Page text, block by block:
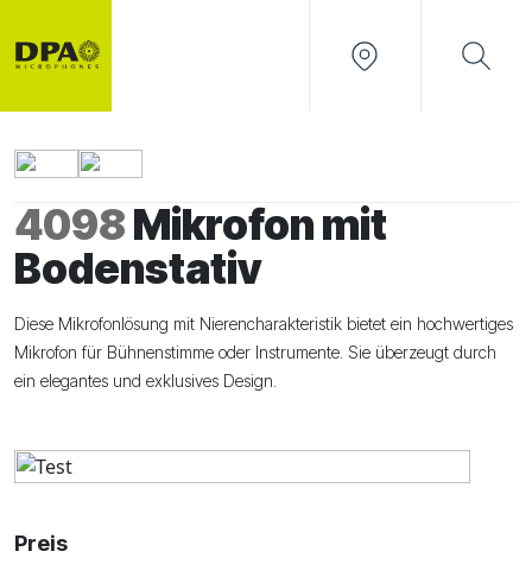
4098Mikrofon mit
Bodenstativ
Diese Mikrofonlösung mit Nierencharakteristik bietet ein hochwertiges
Mikrofon für Bühnenstimme oder Instrumente. Sie überzeugt durch
ein elegantes und exklusives Design.
Preis